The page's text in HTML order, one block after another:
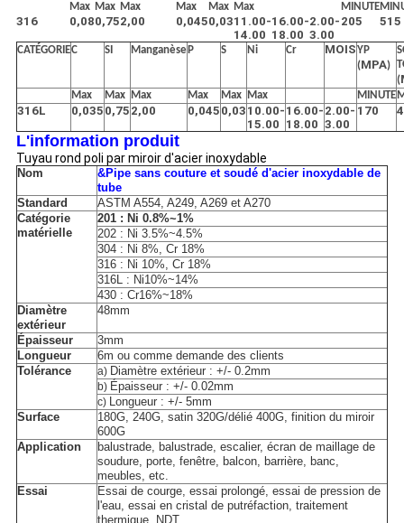
Max Max Max Max Max Max MINUTE
316 0,080,752,00 0,0450,0311.00-
14.00
16.00-
18.00
2.00-
3.00
205 515
CATÉGORIEC SI Manganèse P S Ni Cr MOISYP
(MPA)
(
Max Max Max Max Max Max MINUTE
316L 0,035 0,75 2,00 0,045 0,03 10.00-
15.00
16.00-
18.00
2.00-
3.00
170
L'information produit
Tuyau rond poli par miroir d'acier inoxydable
Nom
&Pipe sans couture et soudé d'acier inoxydable de
tube
Standard
ASTM A554, A249, A269 et A270
Catégorie
matérielle
201 : Ni 0.8%~1%
202 : Ni 3.5%~4.5%
304 : Ni 8%, Cr 18%
316 : Ni 10%, Cr 18%
316L : Ni10%~14%
430 : Cr16%~18%
Diamètre
extérieur
48mm
Épaisseur
3mm
Longueur
6m ou comme demande des clients
Tolérance
a) Diamètre extérieur : +/- 0.2mm
b) Épaisseur : +/- 0.02mm
c) Longueur : +/- 5mm
Surface
180G, 240G, satin 320G/délié 400G, finition du miroir
600G
Application
balustrade, balustrade, escalier, écran de maillage de
soudure, porte, fenêtre, balcon, barrière, banc,
meubles, etc.
Essai
Essai de courge, essai prolongé, essai de pression de
l'eau, essai en cristal de putréfaction, traitement
thermique, NDT